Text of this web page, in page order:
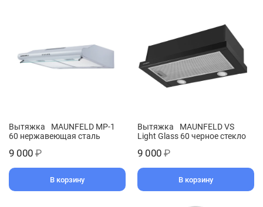
Вытяжка MAUNFELD MP-1
60 нержавеющая сталь
9 000 ₽
В корзину
Вытяжка MAUNFELD VS
Light Glass 60 черное стекло
9 000 ₽
В корзину